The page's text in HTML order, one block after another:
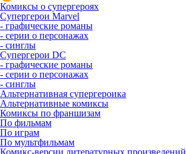
Комиксы о супергероях
Супергерои Marvel
- графические романы
- серии о персонажах
- синглы
Супергерои DC
- графические романы
- серии о персонажах
- синглы
Альтернативная супергероика
Альтернативные комиксы
Комиксы по франшизам
По фильмам
По играм
По мультфильмам
Комикс-версии литературных произведений